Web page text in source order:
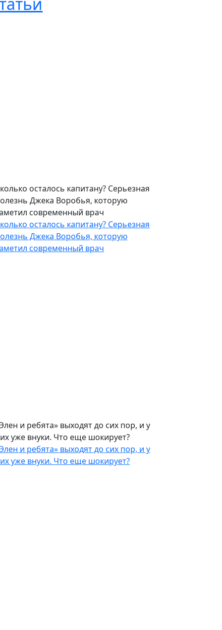
осталось капитану? Серьезная
Джека Воробья, которую
современный врач
осталось капитану? Серьезная
Джека Воробья, которую
современный врач
и ребята» выходят до сих пор, и у
уже внуки. Что еще шокирует?
и ребята» выходят до сих пор, и у
уже внуки. Что еще шокирует?